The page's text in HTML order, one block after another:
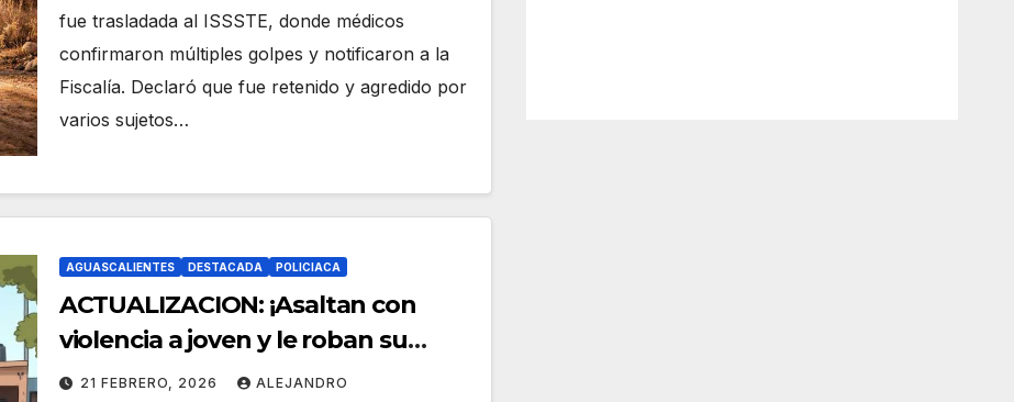
fue trasladada al ISSSTE, donde médicos
confirmaron múltiples golpes y notificaron a la
Fiscalía. Declaró que fue retenido y agredido por
varios sujetos…
AGUASCALIENTES DESTACADA POLICIACA
ACTUALIZACION: ¡Asaltan con
violencia a joven y le roban su
motocicleta en Margaritas!
21 FEBRERO, 2026 ALEJANDRO